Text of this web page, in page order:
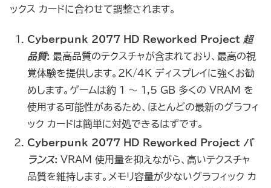
ックス カードに合わせて調整されます。
Cyber​​punk 2077 HD Reworked Project 超
品質: 最高品質のテクスチャが含まれており、最高の視
覚体験を提供します。2K/4K ディスプレイに強くお勧
めします。ゲームは約 1 ～ 1,5 GB 多くの VRAM を
使用する可能性があるため、ほとんどの最新のグラフィ
ック カードは簡単に対処できるはずです。
Cyber​​punk 2077 HD Reworked Project バ
ランス:VRAM 使用量を抑えながら、高いテクスチャ
品質を維持します。メモリ容量が少ないグラフィック カ